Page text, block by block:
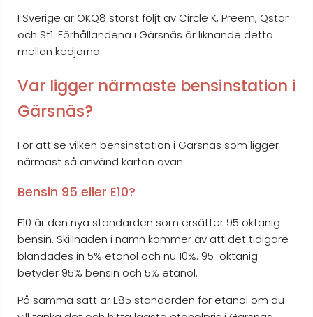
I Sverige är OKQ8 störst följt av Circle K, Preem, Qstar
och St1. Förhållandena i Gärsnäs är liknande detta
mellan kedjorna.
Var ligger närmaste bensinstation i
Gärsnäs?
För att se vilken bensinstation i Gärsnäs som ligger
närmast så använd kartan ovan.
Bensin 95 eller E10?
E10 är den nya standarden som ersätter 95 oktanig
bensin. Skillnaden i namn kommer av att det tidigare
blandades in 5% etanol och nu 10%. 95-oktanig
betyder 95% bensin och 5% etanol.
På samma sätt är E85 standarden för etanol om du